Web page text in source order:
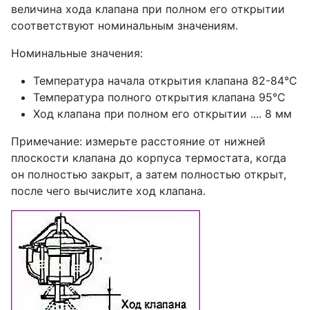
величина хода клапана при полном его открытии
соответствуют номинальным значениям.
Номинальные значения:
Температура начала открытия клапана 82-84°C
Температура полного открытия клапана 95°C
Ход клапана при полном его открытии .... 8 мм
Примечание: измерьте расстояние от нижней
плоскости клапана до корпуса термостата, когда
он полностью закрыт, а затем полностью открыт,
после чего вычислите ход клапана.